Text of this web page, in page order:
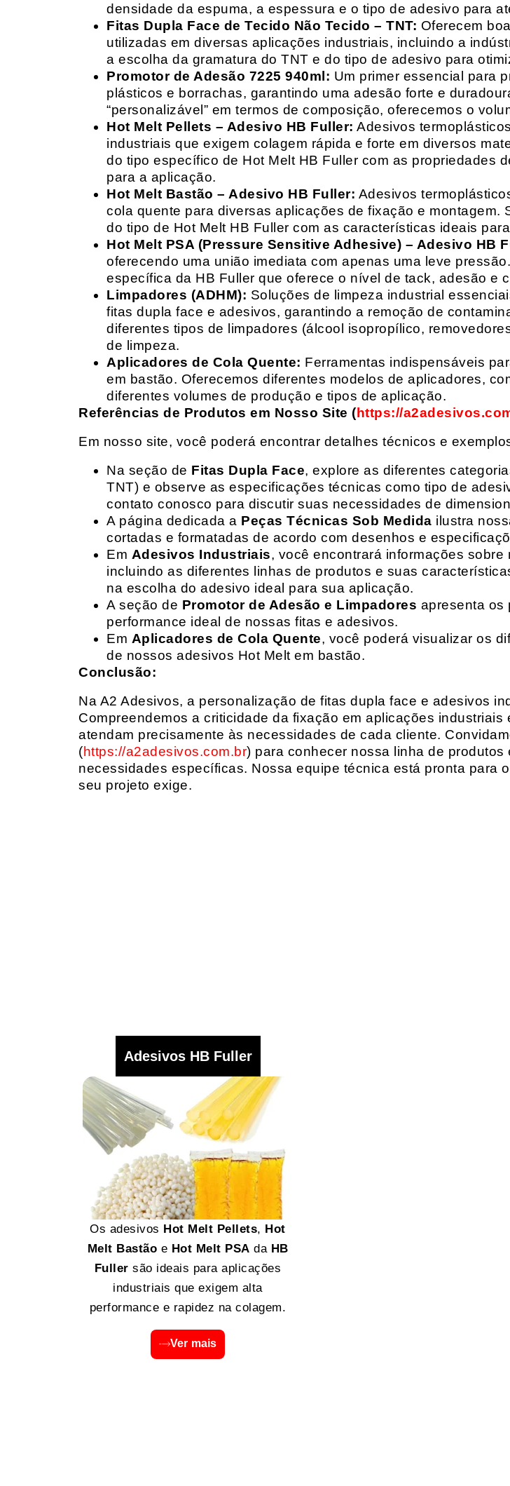
densidade da espuma, a espessura e o tipo de adesivo para
Fitas Dupla Face de Tecido Não Tecido – TNT: Oferecem
utilizadas em diversas aplicações industriais, incluindo a
a escolha da gramatura do TNT e do tipo de adesivo para
Promotor de Adesão 7225 940ml: Um primer essencial para
plásticos e borrachas, garantindo uma adesão forte e
“personalizável” em termos de composição, oferecemos o
Hot Melt Pellets – Adesivo HB Fuller: Adesivos
industriais que exigem colagem rápida e forte em diversos
do tipo específico de Hot Melt HB Fuller com as propriedades
para a aplicação.
Hot Melt Bastão – Adesivo HB Fuller: Adesivos
cola quente para diversas aplicações de fixação e
do tipo de Hot Melt HB Fuller com as características ideais
Hot Melt PSA (Pressure Sensitive Adhesive) – Adesivo HB
oferecendo uma união imediata com apenas uma leve
específica da HB Fuller que oferece o nível de tack, adesão e
Limpadores (ADHM): Soluções de limpeza industrial
fitas dupla face e adesivos, garantindo a remoção de
diferentes tipos de limpadores (álcool isopropílico,
de limpeza.
Aplicadores de Cola Quente: Ferramentas indispensáveis
em bastão. Oferecemos diferentes modelos de aplicadores,
diferentes volumes de produção e tipos de aplicação.
Referências de Produtos em Nosso Site (https://
Em nosso site, você poderá encontrar detalhes técnicos e
Na seção de Fitas Dupla Face, explore as diferentes
TNT) e observe as especificações técnicas como tipo de
contato conosco para discutir suas necessidades de
A página dedicada a Peças Técnicas Sob Medida ilustra
cortadas e formatadas de acordo com desenhos e
Em Adesivos Industriais, você encontrará informações sobre
incluindo as diferentes linhas de produtos e suas
na escolha do adesivo ideal para sua aplicação.
A seção de Promotor de Adesão e Limpadores apresenta os
performance ideal de nossas fitas e adesivos.
Em Aplicadores de Cola Quente, você poderá visualizar os
de nossos adesivos Hot Melt em bastão.
Conclusão:
Na A2 Adesivos, a personalização de fitas dupla face e adesivos
Compreendemos a criticidade da fixação em aplicações
atendam precisamente às necessidades de cada cliente.
(https://a2adesivos.com.br) para conhecer nossa linha de
necessidades específicas. Nossa equipe técnica está pronta para
seu projeto exige.
Adesivos HB Fuller
Os adesivos Hot Melt Pellets, Hot
Melt Bastão e Hot Melt PSA da HB
Fuller são ideais para aplicações
industriais que exigem alta
performance e rapidez na colagem.
Ver mais